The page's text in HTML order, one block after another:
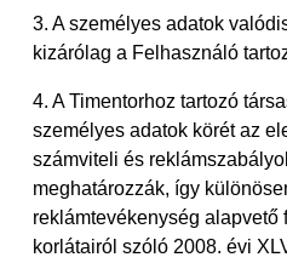
3. A személyes adatok
kizárólag a Felhasználó
4. A Timentorhoz tartozó
személyes adatok körét az
számviteli és
meghatározzák, így
reklámtevékenység alapvető
korlátairól szóló 2008. évi